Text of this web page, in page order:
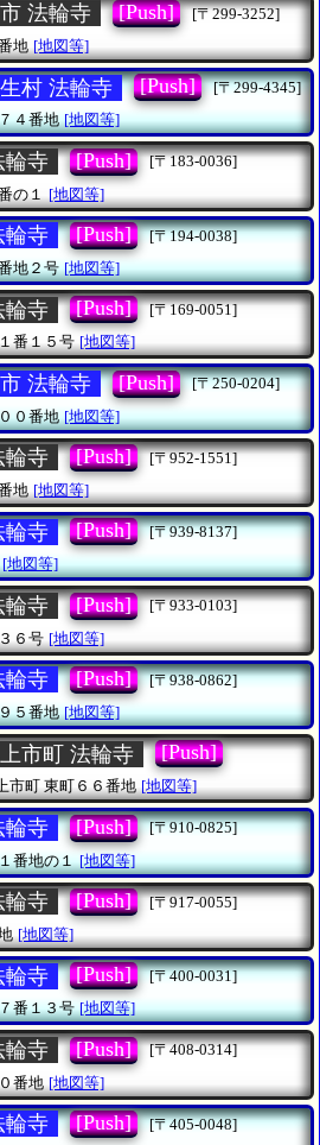
法輪寺 [Push]
[〒299-3252]
地 [地図等]
村 法輪寺 [Push]
[〒299-4345]
４番地 [地図等]
輪寺 [Push]
[〒183-0036]
の１ [地図等]
輪寺 [Push]
[〒194-0038]
地２号 [地図等]
輪寺 [Push]
[〒169-0051]
番１５号 [地図等]
法輪寺 [Push]
[〒250-0204]
０番地 [地図等]
輪寺 [Push]
[〒952-1551]
地 [地図等]
輪寺 [Push]
[〒939-8137]
[地図等]
輪寺 [Push]
[〒933-0103]
６号 [地図等]
輪寺 [Push]
[〒938-0862]
５番地 [地図等]
市町 法輪寺 [Push]
市町東町６６番地 [地図等]
輪寺 [Push]
[〒910-0825]
番地の１ [地図等]
輪寺 [Push]
[〒917-0055]
[地図等]
輪寺 [Push]
[〒400-0031]
番１３号 [地図等]
輪寺 [Push]
[〒408-0314]
番地 [地図等]
輪寺 [Push]
[〒405-0048]